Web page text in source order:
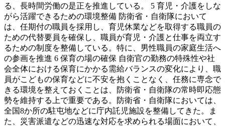
る、長時間労働の是正を推進している。 5 育児・介護をしな
がら活躍できるための環境整備 防衛省・自衛隊において
は、任期付の職員を採用し、育児休業などを取得する職員の
ための代替要員を確保し、職員が育児・介護と仕事を両立す
るための制度を整備している。特に、男性職員の家庭生活へ
の参画を推進 6 保育の場の確保 自衛官の勤務の特殊性や社
会全体における保育にかかる需給バランスの変化により、職
員がこどもの保育などに不安を抱くことなく、任務に専念で
きる環境を整えておくことは、防衛省・自衛隊の常時即応態
勢を維持する上で重要である。防衛省・自衛隊においては、
全国8か所の駐屯地などに庁内託児施設を整備してきた。ま
た、災害派遣などの迅速な対応を求められる場面において、